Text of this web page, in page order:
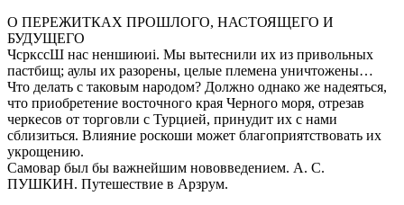
О ПЕРЕЖИТКАХ ПРОШЛОГО, НАСТОЯЩЕГО И
БУДУЩЕГО
ЧсркссШ нас неншиюиi. Мы вытеснили их из привольных
пастбищ; аулы их разорены, целые племена уничтожены…
Что делать с таковым народом? Должно однако же надеяться,
что приобретение восточного края Черного моря, отрезав
черкесов от торговли с Турцией, принудит их с нами
сблизиться. Влияние роскоши может благоприятствовать их
укрощению.
Самовар был бы важнейшим нововведением. А. С.
ПУШКИН. Путешествие в Арзрум.